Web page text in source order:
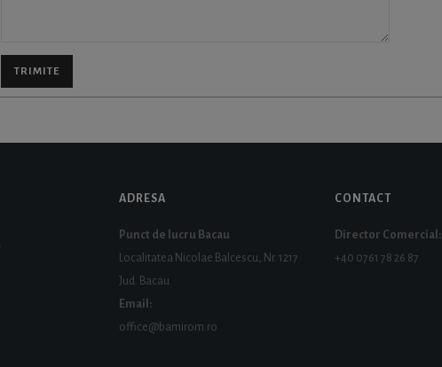
ADRESA
Punct de lucru Bacau
Localitatea Nicolae Balcescu, Nr. 1217
Jud. Bacau
Email:
office@bamirom.ro
CONTACT
Director Comercial:
+40 0761 78 26 87